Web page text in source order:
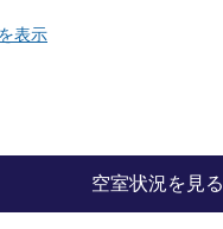
表示
空室状況を見る